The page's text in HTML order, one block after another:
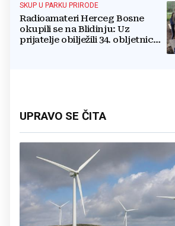
SKUP U PARKU PRIRODE
Radioamateri Herceg Bosne
okupili se na Blidinju: Uz
prijatelje obilježili 34. obljetnicu
UPRAVO SE ČITA